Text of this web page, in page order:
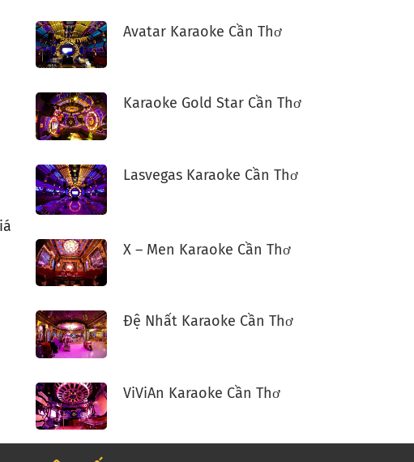
Avatar Karaoke Cần Thơ
Karaoke Gold Star Cần Thơ
Lasvegas Karaoke Cần Thơ
X – Men Karaoke Cần Thơ
Đệ Nhất Karaoke Cần Thơ
ViViAn Karaoke Cần Thơ